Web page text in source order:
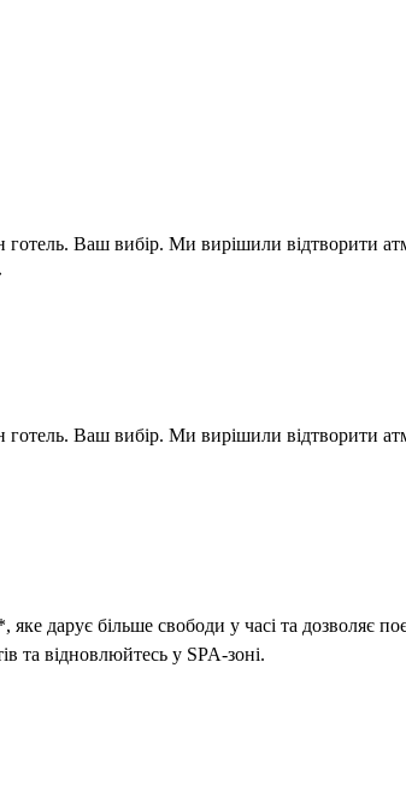
Ваш вибір. Ми вирішили відтворити
Ваш вибір. Ми вирішили відтворити
дарує більше свободи у часі та дозволяє
та відновлюйтесь у SPA-зоні.